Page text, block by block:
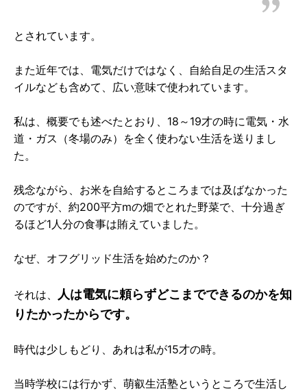
とされています。
また近年では、電気だけではなく、自給自足の生活スタ
イルなども含めて、広い意味で使われています。
私は、概要でも述べたとおり、18～19才の時に電気・水
道・ガス（冬場のみ）を全く使わない生活を送りまし
た。
残念ながら、お米を自給するところまでは及ばなかった
のですが、約200平方mの畑でとれた野菜で、十分過ぎ
るほど1人分の食事は賄えていました。
なぜ、オフグリッド生活を始めたのか？
それは、
人は電気に頼らずどこまでできるのかを知
りたかったからです。
時代は少しもどり、あれは私が15才の時。
当時学校には行かず、萌叡生活塾というところで生活し